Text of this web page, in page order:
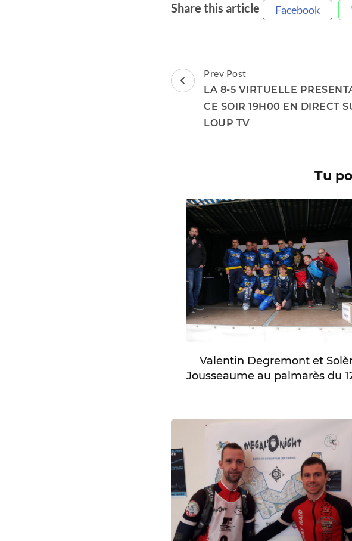
Share this article Facebook
Post
Navigation
Prev Post
LA 8-5 VIRTUELLE
CE SOIR 19H00 EN DIRECT
LOUP TV
Tu
Valentin Degremont et
Jousseaume au palmarès du